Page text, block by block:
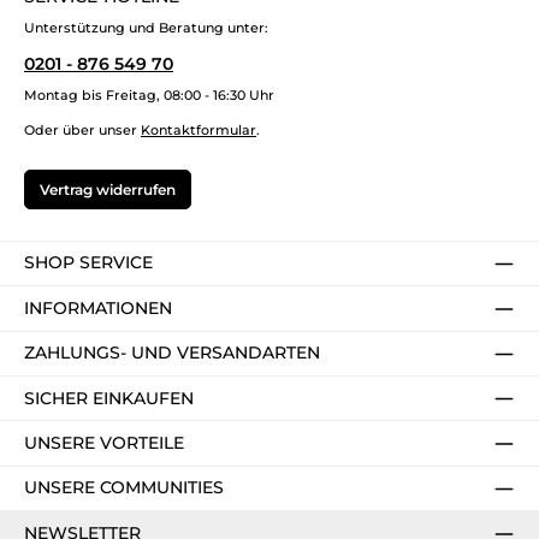
Unterstützung und Beratung unter:
0201 - 876 549 70
Montag bis Freitag, 08:00 - 16:30 Uhr
Oder über unser Kontaktformular.
Vertrag widerrufen
SHOP SERVICE
INFORMATIONEN
ZAHLUNGS- UND VERSANDARTEN
SICHER EINKAUFEN
UNSERE VORTEILE
UNSERE COMMUNITIES
NEWSLETTER